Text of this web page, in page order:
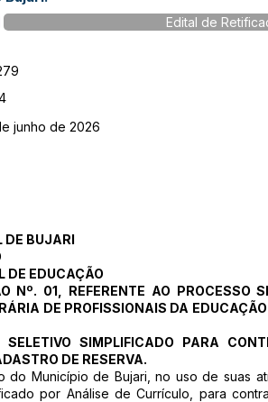
Edital de
junho de 2026
DE BUJARI
DE EDUCAÇÃO
Nº. 01, REFERENTE AO PROCESSO
DE PROFISSIONAIS DA
SIMPLIFICADO PARA
DE RESERVA.
do Município de Bujari, no uso de suas
por Análise de Currículo, para